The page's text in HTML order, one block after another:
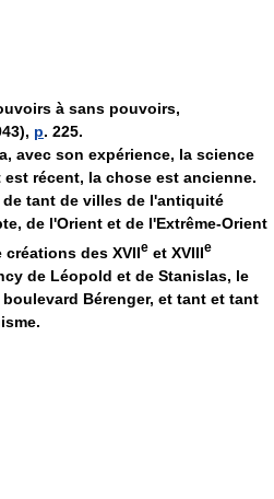
à sans pouvoirs,
p. 225.
avec son expérience, la science
récent, la chose est ancienne.
tant de villes de l'antiquité
de l'Orient et de l'Extrême-Orient
des XVIIe et XVIIIe
de Léopold et de Stanislas, le
Bérenger, et tant et tant